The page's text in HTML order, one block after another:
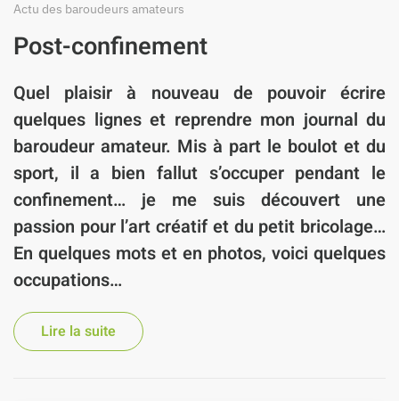
Actu des baroudeurs amateurs
Post-confinement
Quel plaisir à nouveau de pouvoir écrire
quelques lignes et reprendre mon journal du
baroudeur amateur. Mis à part le boulot et du
sport, il a bien fallut s’occuper pendant le
confinement… je me suis découvert une
passion pour l’art créatif et du petit bricolage…
En quelques mots et en photos, voici quelques
occupations…
Lire la suite